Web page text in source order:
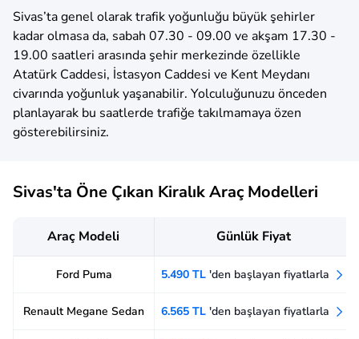
Sivas’ta genel olarak trafik yoğunluğu büyük şehirler
kadar olmasa da, sabah 07.30 - 09.00 ve akşam 17.30 -
19.00 saatleri arasında şehir merkezinde özellikle
Atatürk Caddesi, İstasyon Caddesi ve Kent Meydanı
civarında yoğunluk yaşanabilir. Yolculuğunuzu önceden
planlayarak bu saatlerde trafiğe takılmamaya özen
gösterebilirsiniz.
Sivas'ta Öne Çıkan Kiralık Araç Modelleri
Araç Modeli Günlük Fiyat
Ford Puma 5.490 TL'den başlayan fiyatlarla
Renault Megane Sedan 6.565 TL'den başlayan fiyatlarla